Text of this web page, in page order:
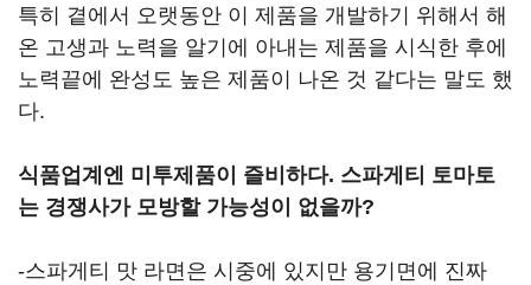
특히 곁에서 오랫동안 이 제품을 개발하기 위해서 해
온 고생과 노력을 알기에 아내는 제품을 시식한 후에
노력끝에 완성도 높은 제품이 나온 것 같다는 말도 했
다.
식품업계엔 미투제품이 즐비하다. 스파게티 토마토
는 경쟁사가 모방할 가능성이 없을까?
-스파게티 맛 라면은 시중에 있지만 용기면에 진짜